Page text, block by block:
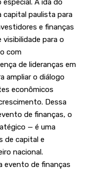
A ida do
capital paulista para
e finanças
para o
com
de lideranças em
ampliar o diálogo
econômicos
Dessa
de finanças, o
— é uma
de capital e
nacional.
evento de finanças